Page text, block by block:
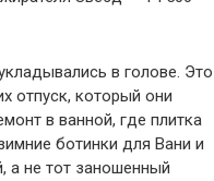
в голове. Это
отпуск, который они
в ванной, где плитка
ботинки для Вани и
а не тот заношенный